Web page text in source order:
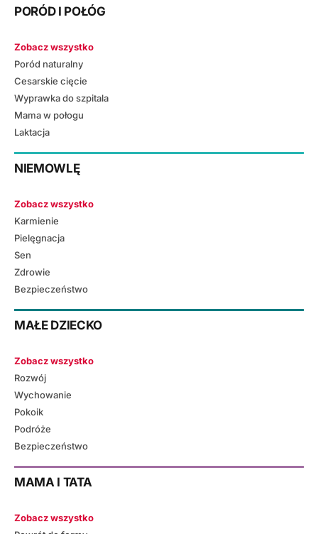
PORÓD I POŁÓG
Zobacz wszystko
Poród naturalny
Cesarskie cięcie
Wyprawka do szpitala
Mama w połogu
Laktacja
NIEMOWLĘ
Zobacz wszystko
Karmienie
Pielęgnacja
Sen
Zdrowie
Bezpieczeństwo
MAŁE DZIECKO
Zobacz wszystko
Rozwój
Wychowanie
Pokoik
Podróże
Bezpieczeństwo
MAMA I TATA
Zobacz wszystko